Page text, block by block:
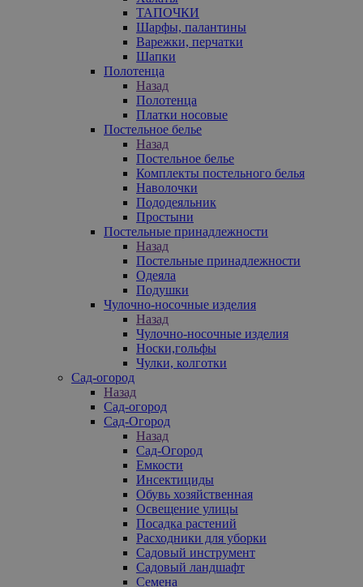
ТАПОЧКИ
Шарфы, палантины
Варежки, перчатки
Шапки
Полотенца
Назад
Полотенца
Платки носовые
Постельное белье
Назад
Постельное белье
Комплекты постельного белья
Наволочки
Пододеяльник
Простыни
Постельные принадлежности
Назад
Постельные принадлежности
Одеяла
Подушки
Чулочно-носочные изделия
Назад
Чулочно-носочные изделия
Носки,гольфы
Чулки, колготки
Сад-огород
Назад
Сад-огород
Сад-Огород
Назад
Сад-Огород
Емкости
Инсектициды
Обувь хозяйственная
Освещение улицы
Посадка растений
Расходники для уборки
Садовый инструмент
Садовый ландшафт
Семена